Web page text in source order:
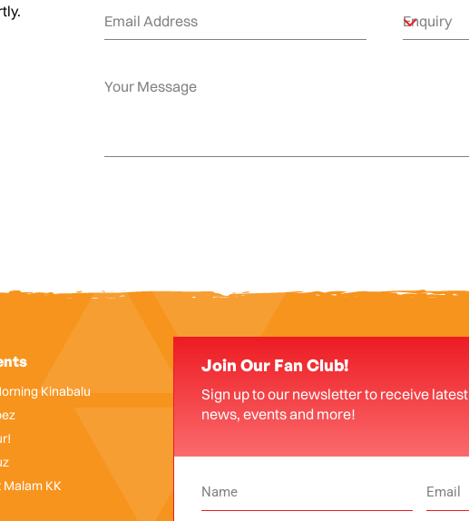
Kinabalu
Malam KK
Join Our Fan Club!
Sign up to our newsletter to receive latest
news, events and more!